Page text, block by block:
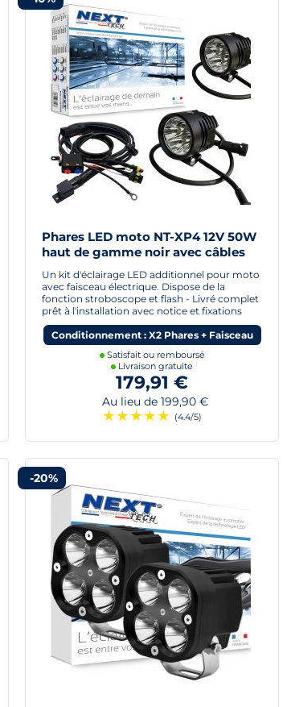
Phares LED moto NT-XP4 12V 50W
haut de gamme noir avec câbles
Un kit d'éclairage LED additionnel pour moto
avec faisceau électrique. Dispose de la
fonction stroboscope et flash - Livré complet
prêt à l'installation avec notice et fixations
Conditionnement : X2 Phares + Faisceau
Satisfait ou remboursé
Livraison gratuite
179,91 €
Au lieu de 199,90 €
★ ★ ★ ★ ★ (4.4/5)
-20%